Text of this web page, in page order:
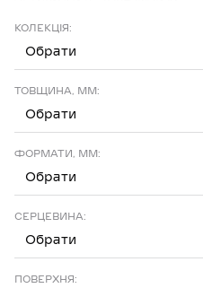
КОЛЕКЦІЯ:
Обрати
ТОВЩИНА, ММ:
Обрати
ФОРМАТИ, ММ:
Обрати
СЕРЦЕВИНА:
Обрати
ПОВЕРХНЯ: